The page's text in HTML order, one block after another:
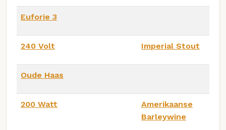
Euforie 3
240 Volt Imperial Stout
Oude Haas
200 Watt
Amerikaanse
Barleywine